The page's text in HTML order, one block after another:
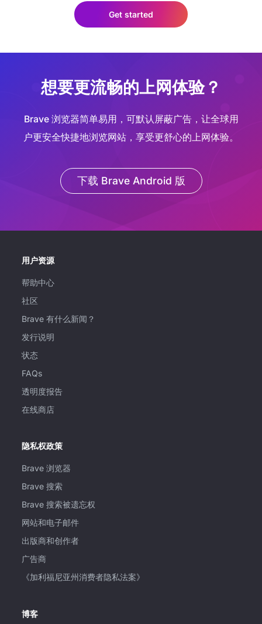
Get started
想要更流畅的上网体验？
Brave 浏览器简单易用，可默认屏蔽广告，让全球用
户更安全快捷地浏览网站，享受更舒心的上网体验。
下载 Brave Android 版
用户资源
帮助中心
社区
Brave 有什么新闻？
发行说明
状态
FAQs
透明度报告
在线商店
隐私权政策
Brave 浏览器
Brave 搜索
Brave 搜索被遗忘权
网站和电子邮件
出版商和创作者
广告商
《加利福尼亚州消费者隐私法案》
博客